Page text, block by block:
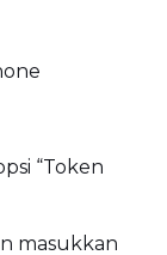
“Token
masukkan